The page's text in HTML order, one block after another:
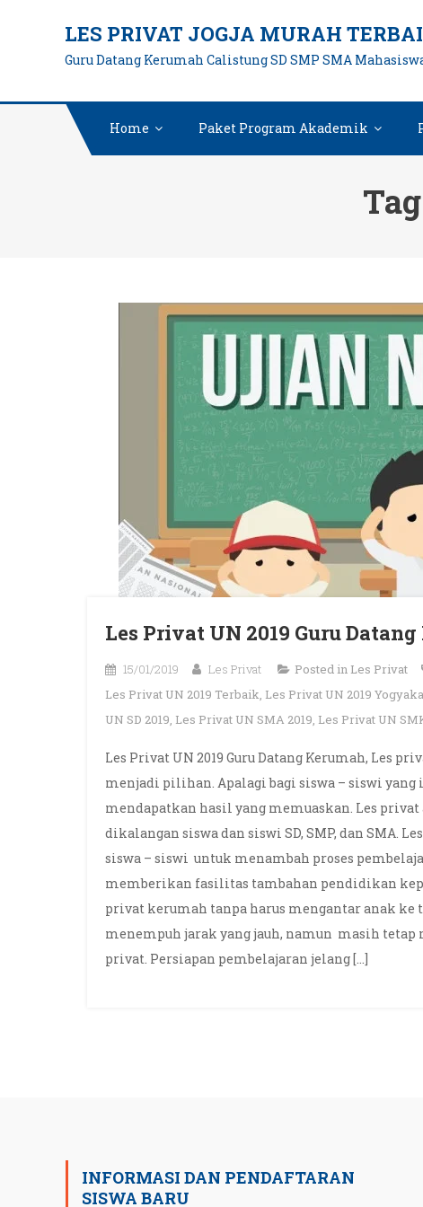
LES PRIVAT JOGJA MURAH
Guru Datang Kerumah Calistung SD SMP SMA
Home Paket Program Akademik
Les Privat UN 2019 Guru
15/01/2019 Les Privat Posted in Les Privat
Les Privat UN 2019 Terbaik, Les Privat UN 2019
UN SD 2019, Les Privat UN SMA 2019, Les Privat UN
Les Privat UN 2019 Guru Datang Kerumah, Les
menjadi pilihan. Apalagi bagi siswa – siswi
mendapatkan hasil yang memuaskan. Les
dikalangan siswa dan siswi SD, SMP, dan SMA.
siswa – siswi untuk menambah proses
memberikan fasilitas tambahan pendidikan
privat kerumah tanpa harus mengantar anak
menempuh jarak yang jauh, namun masih
privat. Persiapan pembelajaran jelang […]
INFORMASI DAN PENDAFTARAN
SISWA BARU